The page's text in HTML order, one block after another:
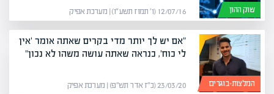
שוק ההון 12/07/16 (ו׳ תמוז תשע״ו) | מערכת אפיק
המלצות-בוגרים
"אם יש לך יותר מדי בקרים שאתה אומר 'אין
לי כוח', כנראה שאתה עושה משהו לא נכון"
23/03/20 (כ״ז אדר תש״פ) | מערכת אפיק